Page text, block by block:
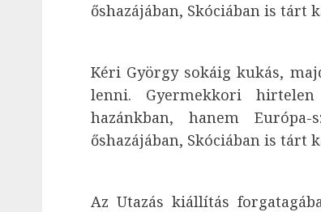
őshazájában, Skóciában is tárt
Kéri György sokáig kukás,
lenni. Gyermekkori
hazánkban, hanem
őshazájában, Skóciában is tárt
Az Utazás kiállítás